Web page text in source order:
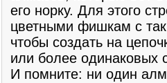
его норку. Для этого
цветными фишкам с
чтобы создать на
или более одинаковых
И помните: ни один